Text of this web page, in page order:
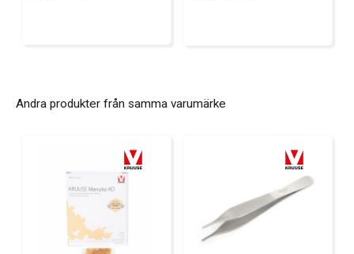
Andra produkter från samma varumärke